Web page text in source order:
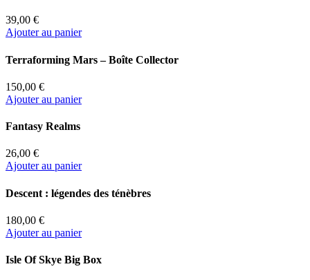
39,00 €
Ajouter au panier
Terraforming Mars – Boîte Collector
150,00 €
Ajouter au panier
Fantasy Realms
26,00 €
Ajouter au panier
Descent : légendes des ténèbres
180,00 €
Ajouter au panier
Isle Of Skye Big Box